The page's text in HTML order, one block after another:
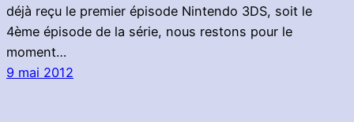
déjà reçu le premier épisode Nintendo 3DS, soit le
4ème épisode de la série, nous restons pour le
moment…
9 mai 2012